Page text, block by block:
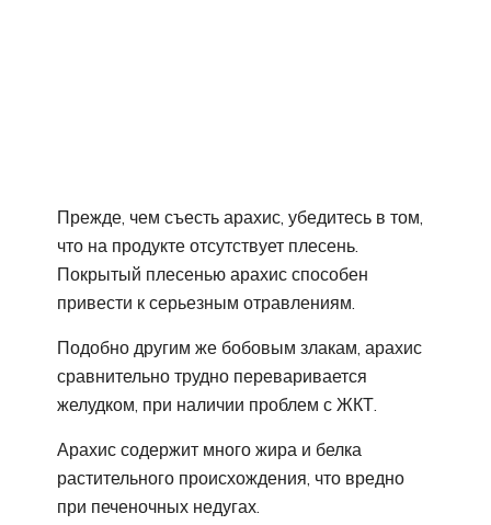
Прежде, чем съесть арахис, убедитесь в том,
что на продукте отсутствует плесень.
Покрытый плесенью арахис способен
привести к серьезным отравлениям.
Подобно другим же бобовым злакам, арахис
сравнительно трудно переваривается
желудком, при наличии проблем с ЖКТ.
Арахис содержит много жира и белка
растительного происхождения, что вредно
при печеночных недугах.